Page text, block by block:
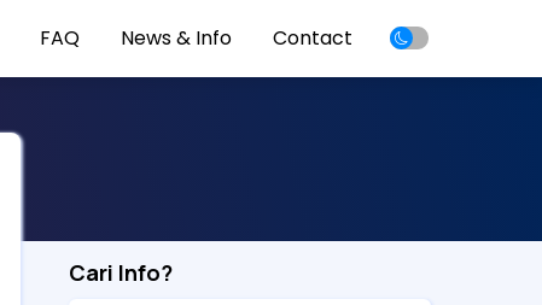
FAQ News & Info Contact
Cari Info?